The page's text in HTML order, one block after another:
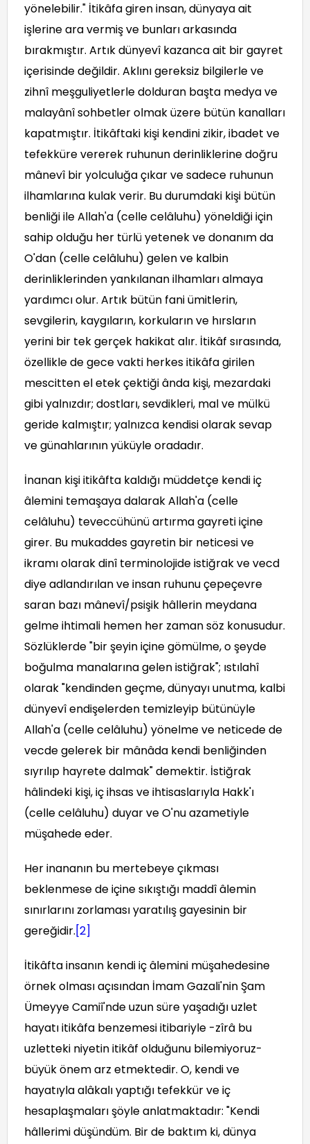
yönelebilir." İtikâfa giren insan, dünyaya ait
işlerine ara vermiş ve bunları arkasında
bırakmıştır. Artık dünyevî kazanca ait bir gayret
içerisinde değildir. Aklını gereksiz bilgilerle ve
zihnî meşguliyetlerle dolduran başta medya ve
malayânî sohbetler olmak üzere bütün kanalları
kapatmıştır. İtikâftaki kişi kendini zikir, ibadet ve
tefekküre vererek ruhunun derinliklerine doğru
mânevî bir yolculuğa çıkar ve sadece ruhunun
ilhamlarına kulak verir. Bu durumdaki kişi bütün
benliği ile Allah'a (celle celâluhu) yöneldiği için
sahip olduğu her türlü yetenek ve donanım da
O'dan (celle celâluhu) gelen ve kalbin
derinliklerinden yankılanan ilhamları almaya
yardımcı olur. Artık bütün fani ümitlerin,
sevgilerin, kaygıların, korkuların ve hırsların
yerini bir tek gerçek hakikat alır. İtikâf sırasında,
özellikle de gece vakti herkes itikâfa girilen
mescitten el etek çektiği ânda kişi, mezardaki
gibi yalnızdır; dostları, sevdikleri, mal ve mülkü
geride kalmıştır; yalnızca kendisi olarak sevap
ve günahlarının yüküyle oradadır.
İnanan kişi itikâfta kaldığı müddetçe kendi iç
âlemini temaşaya dalarak Allah'a (celle
celâluhu) teveccühünü artırma gayreti içine
girer. Bu mukaddes gayretin bir neticesi ve
ikramı olarak dinî terminolojide istiğrak ve vecd
diye adlandırılan ve insan ruhunu çepeçevre
saran bazı mânevî/psişik hâllerin meydana
gelme ihtimali hemen her zaman söz konusudur.
Sözlüklerde "bir şeyin içine gömülme, o şeyde
boğulma manalarına gelen istiğrak"; ıstılahî
olarak "kendinden geçme, dünyayı unutma, kalbi
dünyevî endişelerden temizleyip bütünüyle
Allah'a (celle celâluhu) yönelme ve neticede de
vecde gelerek bir mânâda kendi benliğinden
sıyrılıp hayrete dalmak" demektir. İstiğrak
hâlindeki kişi, iç ihsas ve ihtisaslarıyla Hakk'ı
(celle celâluhu) duyar ve O'nu azametiyle
müşahede eder.
Her inananın bu mertebeye çıkması
beklenmese de içine sıkıştığı maddî âlemin
sınırlarını zorlaması yaratılış gayesinin bir
gereğidir.[2]
İtikâfta insanın kendi iç âlemini müşahedesine
örnek olması açısından İmam Gazali'nin Şam
Ümeyye Camiî'nde uzun süre yaşadığı uzlet
hayatı itikâfa benzemesi itibariyle -zîrâ bu
uzletteki niyetin itikâf olduğunu bilemiyoruz-
büyük önem arz etmektedir. O, kendi ve
hayatıyla alâkalı yaptığı tefekkür ve iç
hesaplaşmaları şöyle anlatmaktadır: "Kendi
hâllerimi düşündüm. Bir de baktım ki, dünya